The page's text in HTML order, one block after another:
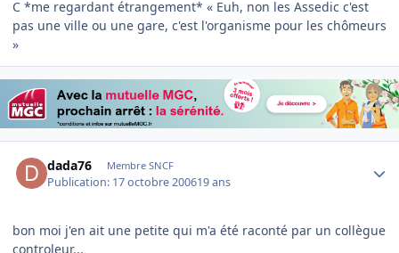
C *me regardant étrangement* « Euh, non les Assedic c'est
pas une ville ou une gare, c'est l'organisme pour les chômeurs
»
dada76 Membre SNCF
Publication: 17 octobre 200619 ans
bon moi j'en ait une petite qui m'a été raconté par un collègue
controleur...